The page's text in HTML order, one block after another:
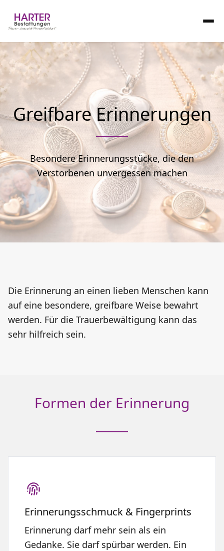
Greifbare Erinnerungen
Besondere Erinnerungsstücke, die den
Verstorbenen unvergessen machen
Die Erinnerung an einen lieben Menschen kann
auf eine besondere, greifbare Weise bewahrt
werden. Für die Trauerbewältigung kann das
sehr hilfreich sein.
Formen der Erinnerung
Erinnerungsschmuck & Fingerprints
Erinnerung darf mehr sein als ein
Gedanke. Sie darf spürbar werden. Ein